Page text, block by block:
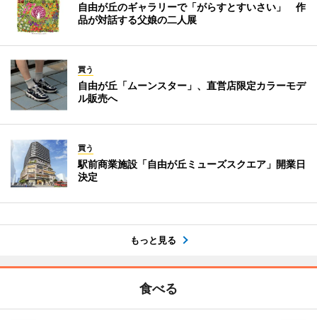
自由が丘のギャラリーで「がらすとすいさい」 作
品が対話する父娘の二人展
買う
自由が丘「ムーンスター」、直営店限定カラーモデ
ル販売へ
買う
駅前商業施設「自由が丘ミューズスクエア」開業日
決定
もっと見る
食べる